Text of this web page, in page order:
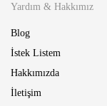
Yardım & Hakkımız
Blog
İstek Listem
Hakkımızda
İletişim